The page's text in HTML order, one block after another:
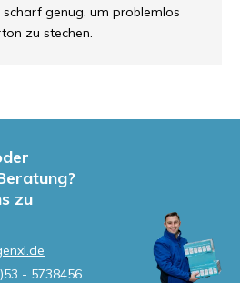
genug, um problemlos
zu stechen.
zu
- 5738456